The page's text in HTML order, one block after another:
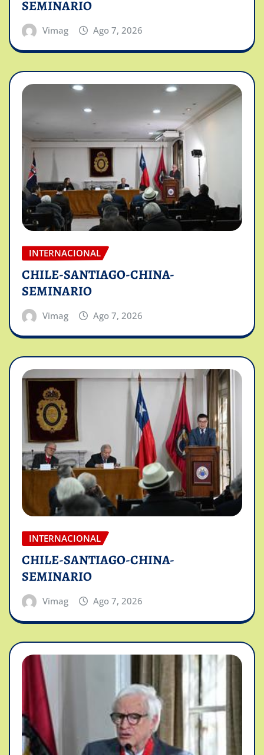
SEMINARIO
Vimag Ago 7, 2026
INTERNACIONAL
CHILE-SANTIAGO-CHINA-
SEMINARIO
Vimag Ago 7, 2026
INTERNACIONAL
CHILE-SANTIAGO-CHINA-
SEMINARIO
Vimag Ago 7, 2026